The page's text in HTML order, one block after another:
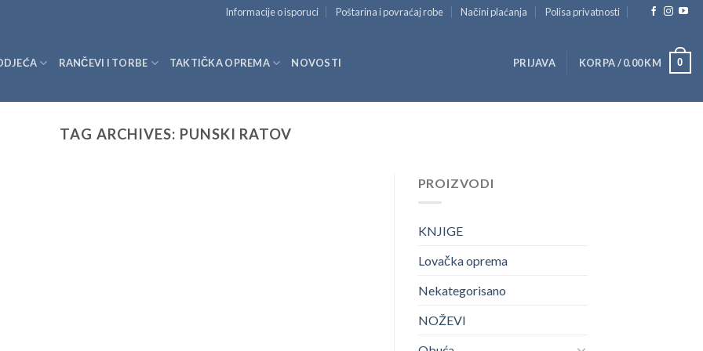
Informacije o isporuci Poštarina i povraćaj robe Načini plaćanja Polisa privatnosti
RANČEVI I TORBE TAKTIČKA OPREMA NOVOSTI PRIJAVA KORPA /0.00KM 0
TAG ARCHIVES: PUNSKI RATOV
PROIZVODI
KNJIGE
Lovačka oprema
Nekategorisano
NOŽEVI